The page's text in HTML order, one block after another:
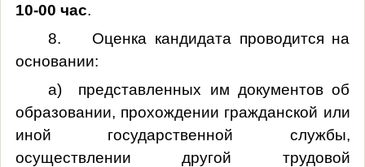
10-00 час.
8. Оценка кандидата проводится на
основании:
а) представленных им документов об
образовании, прохождении гражданской или
иной государственной службы,
осуществлении другой трудовой